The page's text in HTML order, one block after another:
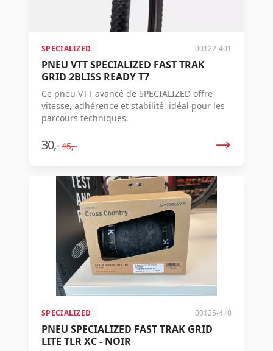
SPECIALIZED 00122-401
PNEU VTT SPECIALIZED FAST TRAK
GRID 2BLISS READY T7
Ce pneu VTT avancé de SPECIALIZED offre
vitesse, adhérence et stabilité, idéal pour les
parcours techniques.
30,- 45,-
SPECIALIZED 00125-410
PNEU SPECIALIZED FAST TRAK GRID
LITE TLR XC - NOIR